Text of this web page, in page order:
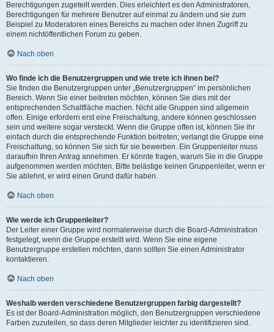
Berechtigungen zugeteilt werden. Dies erleichtert es den Administratoren,
Berechtigungen für mehrere Benutzer auf einmal zu ändern und sie zum
Beispiel zu Moderatoren eines Bereichs zu machen oder ihnen Zugriff zu
einem nichtöffentlichen Forum zu geben.
Nach oben
Wo finde ich die Benutzergruppen und wie trete ich ihnen bei?
Sie finden die Benutzergruppen unter „Benutzergruppen“ im persönlichen
Bereich. Wenn Sie einer beitreten möchten, können Sie dies mit der
entsprechenden Schaltfläche machen. Nicht alle Gruppen sind allgemein
offen. Einige erfordern erst eine Freischaltung, andere können geschlossen
sein und weitere sogar versteckt. Wenn die Gruppe offen ist, können Sie ihr
einfach durch die entsprechende Funktion beitreten; verlangt die Gruppe eine
Freischaltung, so können Sie sich für sie bewerben. Ein Gruppenleiter muss
daraufhin Ihren Antrag annehmen. Er könnte fragen, warum Sie in die Gruppe
aufgenommen werden möchten. Bitte belästige keinen Gruppenleiter, wenn er
Sie ablehnt, er wird einen Grund dafür haben.
Nach oben
Wie werde ich Gruppenleiter?
Der Leiter einer Gruppe wird normalerweise durch die Board-Administration
festgelegt, wenn die Gruppe erstellt wird. Wenn Sie eine eigene
Benutzergruppe erstellen möchten, dann sollten Sie einen Administrator
kontaktieren.
Nach oben
Weshalb werden verschiedene Benutzergruppen farbig dargestellt?
Es ist der Board-Administration möglich, den Benutzergruppen verschiedene
Farben zuzuteilen, so dass deren Mitglieder leichter zu identifizieren sind.